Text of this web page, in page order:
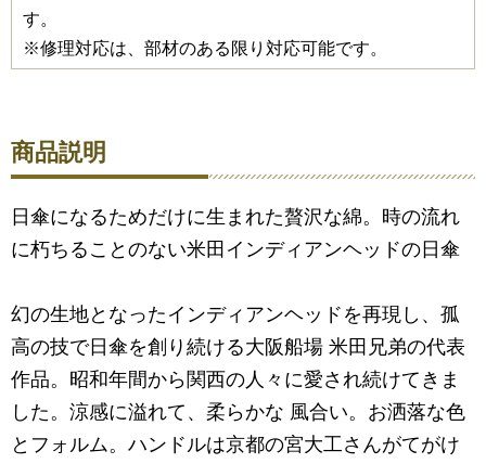
す。
※修理対応は、部材のある限り対応可能です。
商品説明
日傘になるためだけに生まれた贅沢な綿。時の流れ
に朽ちることのない米田インディアンヘッドの日傘
幻の生地となったインディアンヘッドを再現し、孤
高の技で日傘を創り続ける大阪船場 米田兄弟の代表
作品。昭和年間から関西の人々に愛され続けてきま
した。涼感に溢れて、柔らかな 風合い。お洒落な色
とフォルム。ハンドルは京都の宮大工さんがてがけ